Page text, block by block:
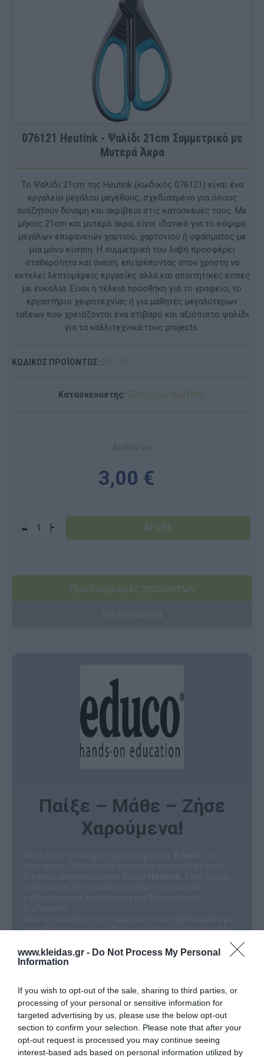
www.kleidas.gr - Do Not Process My Personal
Information
If you wish to opt-out of the sale, sharing to third parties, or
processing of your personal or sensitive information for
targeted advertising by us, please use the below opt-out
section to confirm your selection. Please note that after your
opt-out request is processed you may continue seeing
interest-based ads based on personal information utilized by
076121 Heutink - Ψαλίδι 21cm Συμμετρικό με
Μυτερά Άκρα
Το Ψαλίδι 21cm της Heutink (κωδικός 076121) είναι ένα
εργαλείο μεγάλου μεγέθους, σχεδιασμένο για όσους
αναζητούν δύναμη και ακρίβεια στις κατασκευές τους. Με
μήκος 21cm και μυτερά άκρα, είναι ιδανικό για το κόψιμο
μεγάλων επιφανειών χαρτιού, χαρτονιού ή υφάσματος με
μία μόνο κίνηση. Η συμμετρική του λαβή προσφέρει
σταθερότητα και άνεση, επιτρέποντας στον χρήστη να
εκτελεί λεπτομερείς εργασίες αλλά και απαιτητικές κοπές
με ευκολία. Είναι η τέλεια προσθήκη για το γραφείο, το
εργαστήριο χειροτεχνίας ή για μαθητές μεγαλύτερων
τάξεων που χρειάζονται ένα στιβαρό και αξιόπιστο ψαλίδι
για τα καλλιτεχνικά τους projects.
ΚΩΔΙΚΟΣ ΠΡΟΪΟΝΤΟΣ:076121
Κατασκευαστής: EDUCO (By HEUTINK)
Διαθέσιμο
3,00 €
- +
Προδιαγραφές προϊόντων
Παίξε – Μάθε – Ζήσε
Χαρούμενα!
να ενθαρρύνουν τα παιδιά να παίξουν αυθόρμητα. Με
αυτόν τον φυσικό τρόπο, αναπτύσσουν θεμελιώδεις
δεξιότητες και κατακτούν τη γνώση, μετατρέποντας
την εκπαιδευτική εμπειρία σε μια αξέχαστη
παιχνίδια Educo;
Η Educo ξεχωρίζει γιατί παρέχεισαφείς
κατευθυντήριες γραμμέςγια τη μάθηση και τη
διδασκαλία. Τα προϊόντα της είναι προσεκτικά
κατηγοριοποιημένα σε ενότητες, καθεμία από τις
οποίες εξυπηρετεί ένανσυγκεκριμένο αναπτυξιακό